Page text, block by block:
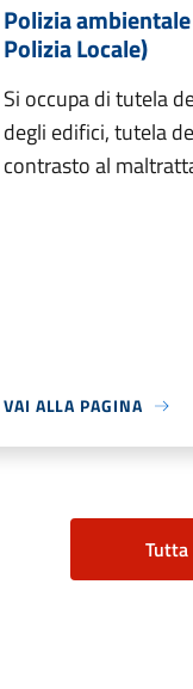
Polizia
Polizia Locale)
Si occupa di tutela
degli edifici, tutela
contrasto al
VAI ALLA PAGINA